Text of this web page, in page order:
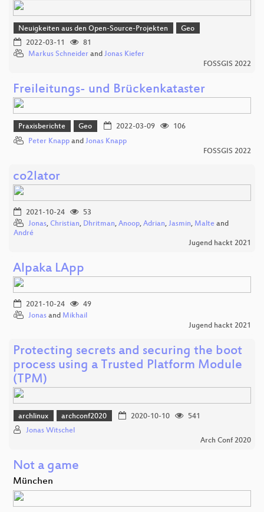
Neuigkeiten aus den Open-Source-Projekten
Geo
2022-03-11
81
Markus Schneider and Jonas Kiefer
FOSSGIS 2022
Freileitungs- und Brückenkataster
Praxisberichte Geo 2022-03-09
106
Peter Knapp and Jonas Knapp
FOSSGIS 2022
co2lator
2021-10-24
53
Jonas, Christian, Dhritman, Anoop, Adrian, Jasmin, Malte and
André
Jugend hackt 2021
Alpaka LApp
2021-10-24
49
Jonas and Mikhail
Jugend hackt 2021
Protecting secrets and securing the boot
process using a Trusted Platform Module
(TPM)
archlinux archconf2020 2020-10-10
541
Jonas Witschel
Arch Conf 2020
Not a game
München